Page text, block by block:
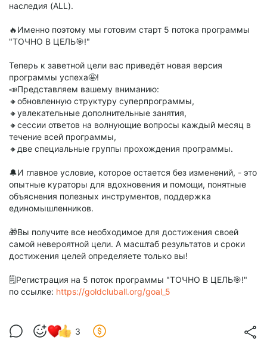
наследия (ALL).
🔥Именно поэтому мы готовим старт 5 потока программы
"ТОЧНО В ЦЕЛЬ🎯!"
Теперь к заветной цели вас приведёт новая версия
программы успеха🤩!
📣Представляем вашему вниманию:
🔸обновленную структуру суперпрограммы,
🔸увлекательные дополнительные занятия,
🔸сессии ответов на волнующие вопросы каждый месяц в
течение всей программы,
🔸две специальные группы прохождения программы.
🔔И главное условие, которое остается без изменений, - это
опытные кураторы для вдохновения и помощи, понятные
объяснения полезных инструментов, поддержка
единомышленников.
🎁Вы получите все необходимое для достижения своей
самой невероятной цели. А масштаб результатов и сроки
достижения целей определяете только вы!
🗒Регистрация на 5 поток программы "ТОЧНО В ЦЕЛЬ🎯!"
по ссылке: https://goldcluball.org/goal_5
3